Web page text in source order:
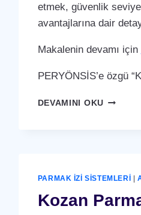
etmek, güvenlik
avantajlarına dair
Makalenin devamı için
PERYÖNSİS’e özgü
DEVAMINI OKUKOZAN
SISTEMI
PARMAK İZI SISTEMLERI |
Kozan